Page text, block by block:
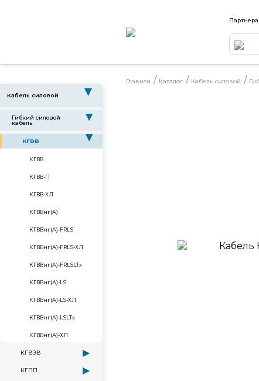
Главная / Каталог / Кабель силовой /
Кабель силовой ▶
Гибкий силовой
кабель
▶
КГВВ ▶
КГВВ
КГВВ-П
КГВВ-ХЛ
КГВВнг(А)
КГВВнг(А)-FRLS
КГВВнг(А)-FRLS-ХЛ
КГВВнг(А)-FRLSLTx
КГВВнг(А)-LS
КГВВнг(А)-LS-ХЛ
КГВВнг(А)-LSLTx
КГВВнг(А)-ХЛ
КГВЭВ ▶
КГПП ▶